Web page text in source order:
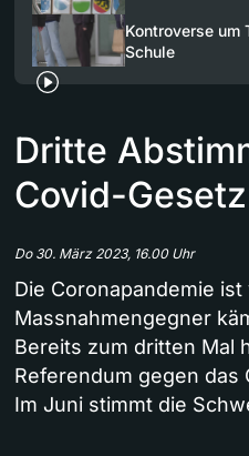
Kontroverse um
Schule
Dritte
Covid-Gesetz
Do 30. März 2023, 16.00 Uhr
Die Coronapandemie ist
Massnahmengegner
Bereits zum dritten Mal
Referendum gegen
Im Juni stimmt die